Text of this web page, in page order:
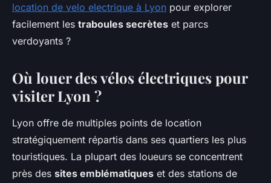
location de velo electrique à Lyon pour explorer
facilement les traboules secrètes et parcs
verdoyants ?
Où louer des vélos électriques pour
visiter Lyon ?
Lyon offre de multiples points de location
stratégiquement répartis dans ses quartiers les plus
touristiques. La plupart des loueurs se concentrent
près des sites emblématiques et des stations de